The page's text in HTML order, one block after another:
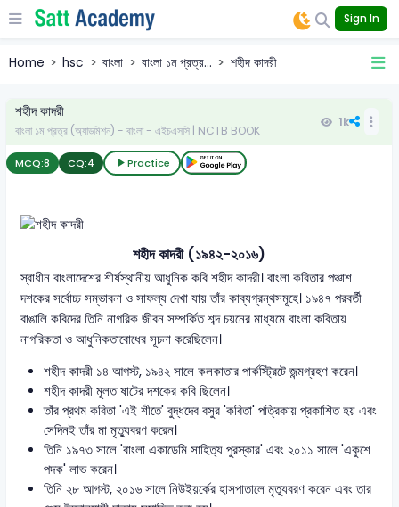
Sign In
Home hsc বাংলা বাংলা ১ম প্রত্র... শহীদ কাদরী
শহীদ কাদরী
বাংলা ১ম প্রত্র (অ্যাডমিশন) - বাংলা - এইচএসসি | NCTB BOOK
1k
MCQ:8 CQ:4 Practice
শহীদ কাদরী (১৯৪২-২০১৬)
স্বাধীন বাংলাদেশের শীর্ষস্থানীয় আধুনিক কবি শহীদ কাদরী। বাংলা কবিতার পঞ্চাশ
দশকের সর্বোচ্চ সম্ভাবনা ও সাফল্য দেখা যায় তাঁর কাব্যগ্রন্থসমূহে। ১৯৪৭ পরবর্তী
বাঙালি কবিদের তিনি নাগরিক জীবন সম্পর্কিত শব্দ চয়নের মাধ্যমে বাংলা কবিতায়
নাগরিকতা ও আধুনিকতাবোধের সূচনা করেছিলেন।
শহীদ কাদরী ১৪ আগস্ট, ১৯৪২ সালে কলকাতার পার্কস্ট্রিটে জন্মগ্রহণ করেন।
শহীদ কাদরী মূলত ষাটের দশকের কবি ছিলেন।
তাঁর প্রথম কবিতা 'এই শীতে' বুদ্ধদেব বসুর 'কবিতা' পত্রিকায় প্রকাশিত হয় এবং
সেদিনই তাঁর মা মৃত্যুবরণ করেন।
তিনি ১৯৭৩ সালে 'বাংলা একাডেমি সাহিত্য পুরস্কার' এবং ২০১১ সালে 'একুশে
পদক' লাভ করেন।
তিনি ২৮ আগস্ট, ২০১৬ সালে নিউইয়র্কের হাসপাতালে মৃত্যুবরণ করেন এবং তার